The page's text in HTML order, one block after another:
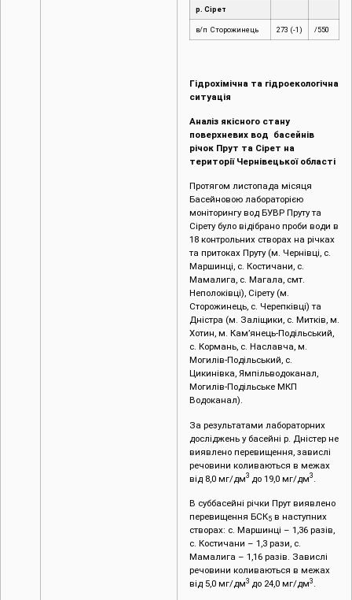
р. Сірет
в/п Сторожинець 273 (-1) /550
Гідрохімічна та гідроекологічна
ситуація
Аналіз якісного стану
поверхневих вод басейнів
річок Прут та Сірет на
території Чернівецької області
Протягом листопада місяця
Басейновою лабораторією
моніторингу вод БУВР Пруту та
Сірету було відібрано проби води в
18 контрольних створах на річках
та притоках Пруту (м. Чернівці, c.
Маршинці, с. Костичани, с.
Мамалига, с. Магала, смт.
Неполоківці), Сірету (м.
Сторожинець, с. Черепківці) та
Дністра (м. Заліщики, с. Митків, м.
Хотин, м. Кам’янець-Подільський,
с. Кормань, с. Наславча, м.
Могилів-Подільський, с.
Цикинівка, Ямпільводоканал,
Могилів-Подільське МКП
Водоканал).
За результатами лабораторних
досліджень у басейні р. Дністер не
виявлено перевищення, завислі
речовини коливаються в межах
від 8,0 мг/дм3 до 19,0 мг/дм3
В суббасейні річки Прут виявлено
перевищення БСК5 в наступних
створах: c. Маршинці – 1,36 разів,
с. Костичани – 1,3 рази, с.
Мамалига – 1,16 разів. Завислі
речовини коливаються в межах
від 5,0 мг/дм3 до 24,0 мг/дм3 .